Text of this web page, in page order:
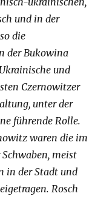
und in der
die
der Bukowina
und
Czernowitzer
unter der
führende Rolle.
waren die im
meist
in der Stadt und
Rosch